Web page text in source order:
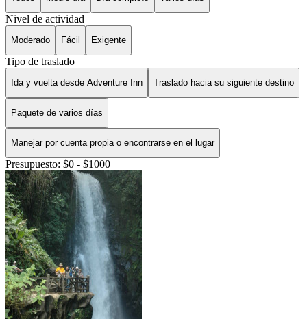
Nivel de actividad
Moderado Fácil Exigente
Tipo de traslado
Ida y vuelta desde Adventure Inn Traslado hacia su siguiente destino
Paquete de varios días
Manejar por cuenta propia o encontrarse en el lugar
Presupuesto: $0 - $1000